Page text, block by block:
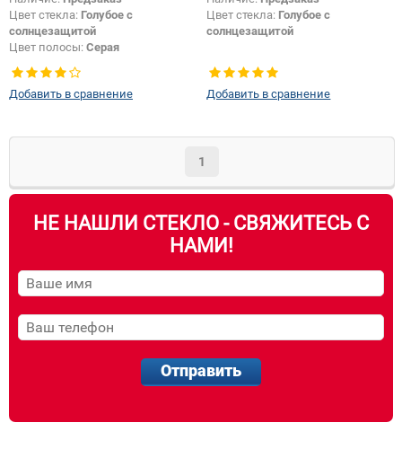
Цвет стекла: Голубое с
солнцезащитой
Цвет полосы: Серая
Добавить в сравнение
Цвет стекла: Голубое с
солнцезащитой
Добавить в сравнение
1
НЕ НАШЛИ СТЕКЛО - СВЯЖИТЕСЬ С
НАМИ!
Отправить